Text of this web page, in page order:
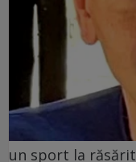
un sport la răsărit